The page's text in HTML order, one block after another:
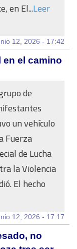
en El...Leer
12, 2026 - 17:42
el camino
de
un vehículo
Fuerza
de Lucha
la Violencia
El hecho
12, 2026 - 17:17
no